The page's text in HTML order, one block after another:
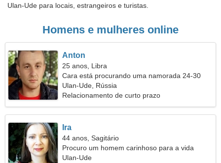
Ulan-Ude para locais, estrangeiros e turistas.
Homens e mulheres online
Anton
25 anos, Libra
Cara está procurando uma namorada 24-30
Ulan-Ude, Rússia
Relacionamento de curto prazo
Ira
44 anos, Sagitário
Procuro um homem carinhoso para a vida
Ulan-Ude